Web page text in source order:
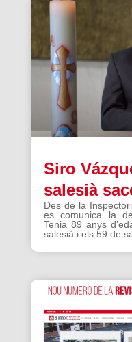
Siro
salesià
Des de la
es comunica la
Tenia 89 anys
salesià i els 59 de